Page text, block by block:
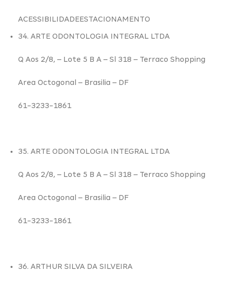
ACESSIBILIDADEESTACIONAMENTO
34. ARTE ODONTOLOGIA INTEGRAL LTDA
Q Aos 2/8, – Lote 5 B A – Sl 318 – Terraco Shopping
Area Octogonal – Brasilia – DF
61-3233-1861
35. ARTE ODONTOLOGIA INTEGRAL LTDA
Q Aos 2/8, – Lote 5 B A – Sl 318 – Terraco Shopping
Area Octogonal – Brasilia – DF
61-3233-1861
36. ARTHUR SILVA DA SILVEIRA